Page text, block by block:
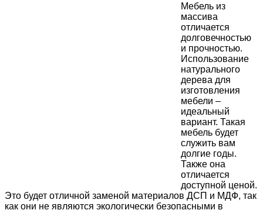
Мебель из
массива
отличается
долговечностью
и прочностью.
Использование
натурального
дерева для
изготовления
мебели –
идеальный
вариант. Такая
мебель будет
служить вам
долгие годы.
Также она
отличается
доступной ценой.
Это будет отличной заменой материалов ДСП и МДФ, так
как они не являются экологически безопасными в